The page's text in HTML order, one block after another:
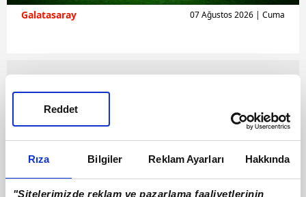
Rıza Bilgiler Reklam Ayarları Hakkında
"Sitelerimizde reklam ve pazarlama faaliyetlerinin
Reddet
Galatasaray 07 Ağustos 2026 | Cuma